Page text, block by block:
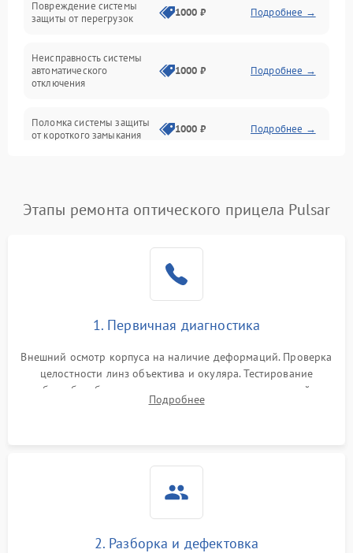
Электропитание
Механика
Корпус/Герметичность
Повреждение системы
защиты от перегрузок
1000 ₽ Подробнее →
Неисправность системы
автоматического
отключения
1000 ₽ Подробнее →
Поломка системы защиты
от короткого замыкания
1000 ₽ Подробнее →
1000 ₽
защиты от перегрева
Поломка системы защиты
1000 ₽
Этапы ремонта оптического прицела Pulsar
1. Первичная диагностика
Внешний осмотр корпуса на наличие деформаций. Проверка
целостности линз объектива и окуляра. Тестирование
работы барабанчиков ввода поправок, кольца отстройки
параллакса и зума. Выявление сколов, внутренних
Подробнее
2. Разборка и дефектовка